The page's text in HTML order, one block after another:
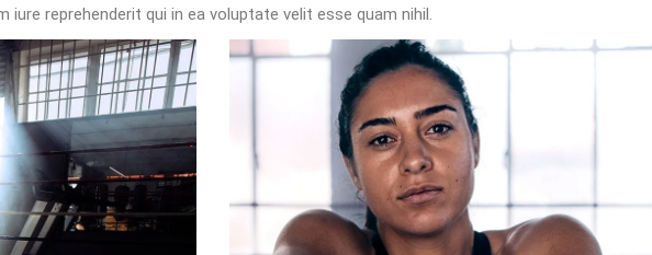
iure reprehenderit qui in ea voluptate velit esse quam nihil.